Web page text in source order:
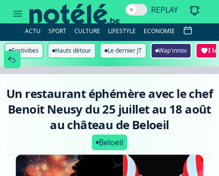
restaurant
éphémère
chef
Benoit
Neusy
du
25
août
REPLAY
ACTU SPORT CULTURE LIFESTYLE ECONOMIE
Festivibes Hauts détour Le dernier JT Wap'innov I
Un restaurant éphémère avec le chef
Benoit Neusy du 25 juillet au 18 août
au château de Beloeil
Beloeil